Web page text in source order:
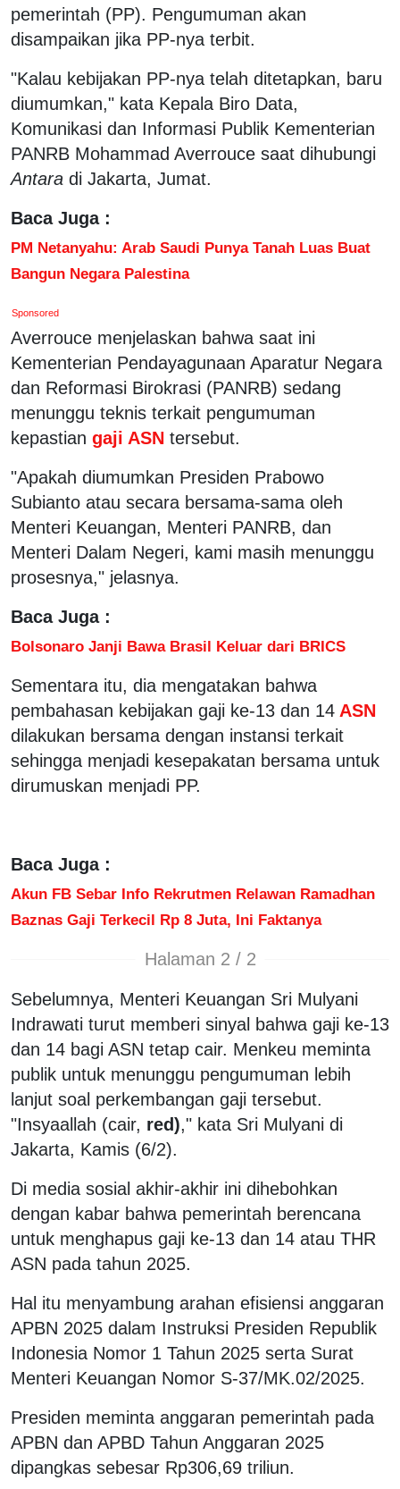
pemerintah (PP). Pengumuman akan
disampaikan jika PP-nya terbit.
"Kalau kebijakan PP-nya telah ditetapkan, baru
diumumkan," kata Kepala Biro Data,
Komunikasi dan Informasi Publik Kementerian
PANRB Mohammad Averrouce saat dihubungi
Antara di Jakarta, Jumat.
Baca Juga :
PM Netanyahu: Arab Saudi Punya Tanah Luas Buat
Bangun Negara Palestina
Sponsored
Averrouce menjelaskan bahwa saat ini
Kementerian Pendayagunaan Aparatur Negara
dan Reformasi Birokrasi (PANRB) sedang
menunggu teknis terkait pengumuman
kepastian gaji ASN tersebut.
"Apakah diumumkan Presiden Prabowo
Subianto atau secara bersama-sama oleh
Menteri Keuangan, Menteri PANRB, dan
Menteri Dalam Negeri, kami masih menunggu
prosesnya," jelasnya.
Baca Juga :
Bolsonaro Janji Bawa Brasil Keluar dari BRICS
Sementara itu, dia mengatakan bahwa
pembahasan kebijakan gaji ke-13 dan 14 ASN
dilakukan bersama dengan instansi terkait
sehingga menjadi kesepakatan bersama untuk
dirumuskan menjadi PP.
Baca Juga :
Akun FB Sebar Info Rekrutmen Relawan Ramadhan
Baznas Gaji Terkecil Rp 8 Juta, Ini Faktanya
Halaman 2 / 2
Sebelumnya, Menteri Keuangan Sri Mulyani
Indrawati turut memberi sinyal bahwa gaji ke-13
dan 14 bagi ASN tetap cair. Menkeu meminta
publik untuk menunggu pengumuman lebih
lanjut soal perkembangan gaji tersebut.
"Insyaallah (cair, red)," kata Sri Mulyani di
Jakarta, Kamis (6/2).
Di media sosial akhir-akhir ini dihebohkan
dengan kabar bahwa pemerintah berencana
untuk menghapus gaji ke-13 dan 14 atau THR
ASN pada tahun 2025.
Hal itu menyambung arahan efisiensi anggaran
APBN 2025 dalam Instruksi Presiden Republik
Indonesia Nomor 1 Tahun 2025 serta Surat
Menteri Keuangan Nomor S-37/MK.02/2025.
Presiden meminta anggaran pemerintah pada
APBN dan APBD Tahun Anggaran 2025
dipangkas sebesar Rp306,69 triliun.